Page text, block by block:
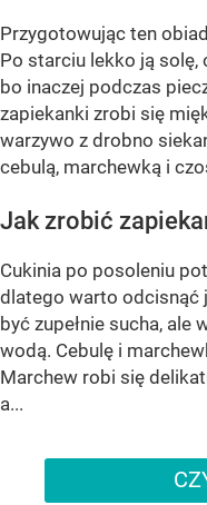
Przygotowując ten
Po starciu lekko ją
bo inaczej podczas
zapiekanki zrobi się
warzywo z drobno
cebulą, marchewką i
Jak zrobić
Cukinia po posoleniu
dlatego warto odcisnąć
być zupełnie sucha, ale
wodą. Cebulę i
Marchew robi się
a...